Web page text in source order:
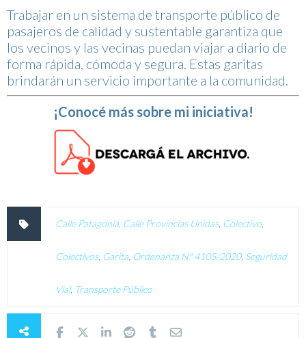
Trabajar en un sistema de transporte público de
pasajeros de calidad y sustentable garantiza que
los vecinos y las vecinas puedan viajar a diario de
forma rápida, cómoda y segura. Estas garitas
brindarán un servicio importante a la comunidad.
¡Conocé más sobre mi iniciativa!
Calle Patagonia Calle Provincias Unidas, Colectivo
Colectivos, Garita Ordenanza Nº 4105/2020, Seguridad
Vial, Transporte Público